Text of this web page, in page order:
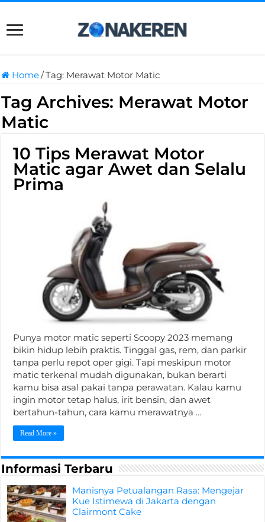
Home/Tag: Merawat Motor Matic
Tag Archives: Merawat Motor
Matic
10 Tips Merawat Motor
Matic agar Awet dan Selalu
Prima
Punya motor matic seperti Scoopy 2023 memang
bikin hidup lebih praktis. Tinggal gas, rem, dan parkir
tanpa perlu repot oper gigi. Tapi meskipun motor
matic terkenal mudah digunakan, bukan berarti
kamu bisa asal pakai tanpa perawatan. Kalau kamu
ingin motor tetap halus, irit bensin, dan awet
bertahun-tahun, cara kamu merawatnya …
Read More »
Informasi Terbaru
Manisnya Petualangan Rasa: Mengejar
Kue Istimewa di Jakarta dengan
Clairmont Cake